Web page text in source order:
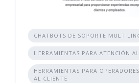
CHATBOTS DE SOPORTE
HERRAMIENTAS PARA ATENCIÓN
HERRAMIENTAS PARA
AL CLIENTE